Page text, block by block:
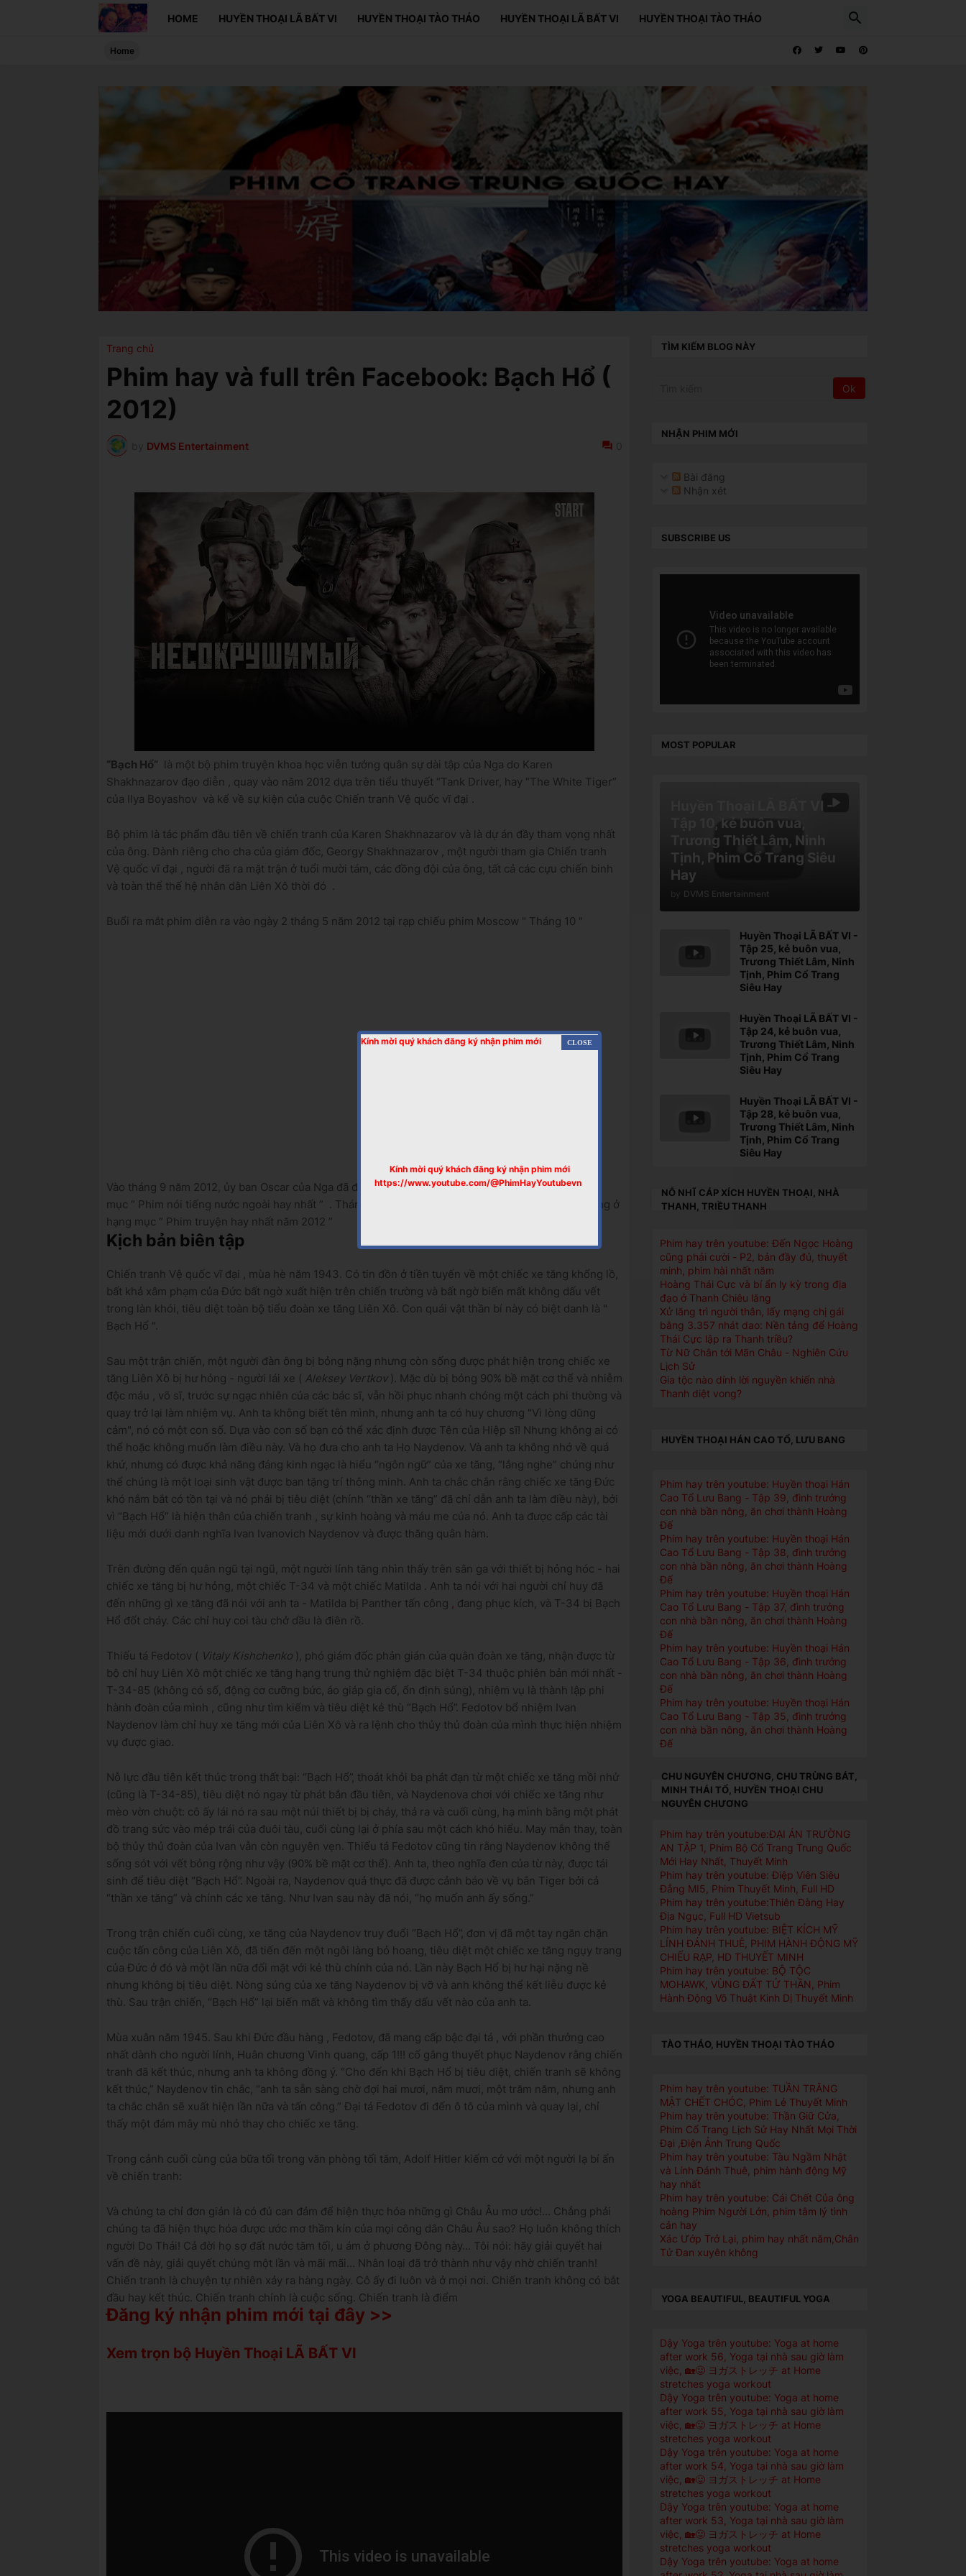
HOME HUYỀN THOẠI LÃ BẤT VI HUYỀN THOẠI TÀO THÁO HUYỀN THOẠI LÃ BẤT VI HUYỀN THOẠI TÀO THÁO
Home
Kính mời quý khách đăng ký nhận phim mới
Kính mời quý khách đăng ký nhận phim mới
https://www.youtube.com/@PhimHayYoutubevn
Trang chủ
Phim hay và full trên Facebook: Bạch Hổ (
2012)
DVMS Entertainment
“Bạch Hổ” là một bộ phim truyện khoa học viễn tưởng quân sự dài tập của Nga do Karen
Shakhnazarov đạo diễn , quay vào năm 2012 dựa trên tiểu thuyết “Tank Driver, hay “The White Tiger”
của Ilya Boyashov và kể về sự kiện của cuộc Chiến tranh Vệ quốc vĩ đại .
Bộ phim là tác phẩm đầu tiên về chiến tranh của Karen Shakhnazarov và là dự án đầy tham vọng nhất
của ông. Dành riêng cho cha của giám đốc, Georgy Shakhnazarov , một người tham gia Chiến tranh
Vệ quốc vĩ đại , người đã ra mặt trận ở tuổi mười tám, các đồng đội của ông, tất cả các cựu chiến binh
và toàn thể thế hệ nhân dân Liên Xô thời đó .
Buổi ra mắt phim diễn ra vào ngày 2 tháng 5 năm 2012 tại rạp chiếu phim Moscow " Tháng 10 "
Vào tháng 9 năm 2012, ủy ban Oscar của Nga đã đề cử bộ phim “Bạch Hổ” cho đề cử Oscarởhạng
mục “ Phim nói tiếng nước ngoài hay nhất ” . Tháng 1 năm 2013, phim nhận được giải Đại bàng vàng ở
hạng mục “ Phim truyện hay nhất năm 2012 ”
Kịch bản biên tập
Chiến tranh Vệ quốc vĩ đại , mùa hè năm 1943. Có tin đồn ở tiền tuyến về một chiếc xe tăng khổng lồ,
bất khả xâm phạm của Đức bất ngờ xuất hiện trên chiến trường và bất ngờ biến mất không dấu vết
trong làn khói, tiêu diệt toàn bộ tiểu đoàn xe tăng Liên Xô. Con quái vật thần bí này có biệt danh là "
Bạch Hổ ".
Sau một trận chiến, một người đàn ông bị bỏng nặng nhưng còn sống được phát hiện trong chiếc xe
tăng Liên Xô bị hư hỏng - người lái xe ( Aleksey Vertkov). Mặc dù bị bỏng 90% bề mặt cơ thể và nhiễm
độc máu , võ sĩ, trước sự ngạc nhiên của các bác sĩ, vẫn hồi phục nhanh chóng một cách phi thường và
quay trở lại làm nhiệm vụ. Anh ta không biết tên mình, nhưng anh ta có huy chương "Vì lòng dũng
cảm", nó có một con số. Dựa vào con số bạn có thể xác định được Tên của Hiệp sĩ! Nhưng không ai có
thể hoặc không muốn làm điều này. Và họ đưa cho anh ta Họ Naydenov. Và anh ta không nhớ về quá
khứ, nhưng có được khả năng đáng kinh ngạc là hiểu “ngôn ngữ” của xe tăng, “lắng nghe” chúng như
thể chúng là một loại sinh vật được ban tặng trí thông minh. Anh ta chắc chắn rằng chiếc xe tăng Đức
khó nắm bắt có tồn tại và nó phải bị tiêu diệt (chính “thần xe tăng” đã chỉ dẫn anh ta làm điều này), bởi
vì “Bạch Hổ” là hiện thân của chiến tranh , sự kinh hoàng và máu me của nó. Anh ta được cấp các tài
liệu mới dưới danh nghĩa Ivan Ivanovich Naydenov và được thăng quân hàm.
Trên đường đến quân ngũ tại ngũ, một người lính tăng nhìn thấy trên sân ga với thiết bị hỏng hóc - hai
chiếc xe tăng bị hư hỏng, một chiếc T-34 và một chiếc Matilda . Anh ta nói với hai người chỉ huy đã
đến những gì xe tăng đã nói với anh ta - Matilda bị Panther tấn công , đang phục kích, và T-34 bị Bạch
Hổ đốt cháy. Các chỉ huy coi tàu chở dầu là điên rồ.
Thiếu tá Fedotov ( Vitaly Kishchenko ), phó giám đốc phản gián của quân đoàn xe tăng, nhận được từ
bộ chỉ huy Liên Xô một chiếc xe tăng hạng trung thử nghiệm đặc biệt T-34 thuộc phiên bản mới nhất -
T-34-85 (không có số, động cơ cưỡng bức, áo giáp gia cố, ổn định súng), nhiệm vụ là thành lập phi
hành đoàn của mình , cũng như tìm kiếm và tiêu diệt kẻ thù “Bạch Hổ”. Fedotov bổ nhiệm Ivan
Naydenov làm chỉ huy xe tăng mới của Liên Xô và ra lệnh cho thủy thủ đoàn của mình thực hiện nhiệm
vụ được giao.
Nỗ lực đầu tiên kết thúc trong thất bại: “Bạch Hổ”, thoát khỏi ba phát đạn từ một chiếc xe tăng mồi nhử
(cũng là T-34-85), tiêu diệt nó ngay từ phát bắn đầu tiên, và Naydenova chơi với chiếc xe tăng như
mèo vờn chuột: cô ấy lái nó ra sau một núi thiết bị bị cháy, thả ra và cuối cùng, hạ mình bằng một phát
đồ trang sức vào mép trái của đuôi tàu, cuối cùng lại ở phía sau một cách khó hiểu. May mắn thay, toàn
bộ thủy thủ đoàn của Ivan vẫn còn nguyên vẹn. Thiếu tá Fedotov cũng tin rằng Naydenov không thể
sống sót với vết bỏng rộng như vậy (90% bề mặt cơ thể). Anh ta, theo nghĩa đen của từ này, được tái
sinh để tiêu diệt “Bạch Hổ”. Ngoài ra, Naydenov quả thực đã được cảnh báo về vụ bắn Tiger bởi cả
“thần xe tăng” và chính các xe tăng. Như Ivan sau này đã nói, “họ muốn anh ấy sống.”
Trong trận chiến cuối cùng, xe tăng của Naydenov truy đuổi “Bạch Hổ”, đơn vị đã một tay ngăn chặn
cuộc tấn công của Liên Xô, đã tiến đến một ngôi làng bỏ hoang, tiêu diệt một chiếc xe tăng ngụy trang
của Đức ở đó và một lần nữa đối mặt với kẻ thù chính của nó. Lần này Bạch Hổ bị hư hại nặng nề
nhưng không bị tiêu diệt. Nòng súng của xe tăng Naydenov bị vỡ và anh không thể kết liễu được kẻ
thù. Sau trận chiến, “Bạch Hổ” lại biến mất và không tìm thấy dấu vết nào của anh ta.
Mùa xuân năm 1945. Sau khi Đức đầu hàng , Fedotov, đã mang cấp bậc đại tá , với phần thưởng cao
nhất dành cho người lính, Huân chương Vinh quang, cấp 1!!! cố gắng thuyết phục Naydenov rằng chiến
tranh đã kết thúc, nhưng anh ta không đồng ý. “Cho đến khi Bạch Hổ bị tiêu diệt, chiến tranh sẽ không
kết thúc,” Naydenov tin chắc, “anh ta sẵn sàng chờ đợi hai mươi, năm mươi, một trăm năm, nhưng anh
ta chắc chắn sẽ xuất hiện lần nữa và tấn công.” Đại tá Fedotov đi đến ô tô của mình và quay lại, chỉ
thấy một đám mây mù nhỏ thay cho chiếc xe tăng.
Trong cảnh cuối cùng của bữa tối trong văn phòng tối tăm, Adolf Hitler kiếm cớ với một người lạ bí ẩn
về chiến tranh:
Và chúng ta chỉ đơn giản là có đủ can đảm để hiện thực hóa những gì Châu Âu mơ ước!... Chẳng phải
chúng ta đã hiện thực hóa được ước mơ thầm kín của mọi công dân Châu Âu sao? Họ luôn không thích
người Do Thái! Cả đời họ sợ đất nước tăm tối, u ám ở phương Đông này... Tôi nói: hãy giải quyết hai
vấn đề này, giải quyết chúng một lần và mãi mãi... Nhân loại đã trở thành như vậy nhờ chiến tranh!
Chiến tranh là chuyện tự nhiên xảy ra hàng ngày. Cô ấy đi luôn và ở mọi nơi. Chiến tranh không có bắt
đầu hay kết thúc. Chiến tranh chính là cuộc sống. Chiến tranh là điểm
Đăng ký nhận phim mới tại đây >>
Xem trọn bộ Huyền Thoại LÃ BẤT VI
TÌM KIẾM BLOG NÀY
NHẬN PHIM MỚI
Bài đăng
Nhận xét
SUBSCRIBE US
MOST POPULAR
Huyền Thoại LÃ BẤT VI -
Tập 10, kẻ buôn vua,
Trương Thiết Lâm, Ninh
Tịnh, Phim Cổ Trang Siêu
Hay
by DVMS Entertainment
Huyền Thoại LÃ BẤT VI -
Tập 25, kẻ buôn vua,
Trương Thiết Lâm, Ninh
Tịnh, Phim Cổ Trang
Siêu Hay
Huyền Thoại LÃ BẤT VI -
Tập 24, kẻ buôn vua,
Trương Thiết Lâm, Ninh
Tịnh, Phim Cổ Trang
Siêu Hay
Huyền Thoại LÃ BẤT VI -
Tập 28, kẻ buôn vua,
Trương Thiết Lâm, Ninh
Tịnh, Phim Cổ Trang
Siêu Hay
NỖ NHĨ CÁP XÍCH HUYỀN THOẠI, NHÀ
THANH, TRIỀU THANH
Phim hay trên youtube: Đến Ngọc Hoàng
cũng phải cười - P2, bản đầy đủ, thuyết
minh, phim hài nhất năm
Hoàng Thái Cực và bí ẩn ly kỳ trong địa
đạo ở Thanh Chiêu lăng
Xử lăng trì người thân, lấy mạng chị gái
bằng 3.357 nhát dao: Nền tảng để Hoàng
Thái Cực lập ra Thanh triều?
Từ Nữ Chân tới Mãn Châu - Nghiên Cứu
Lịch Sử
Gia tộc nào dính lời nguyền khiến nhà
Thanh diệt vong?
HUYỀN THOẠI HÁN CAO TỔ, LƯU BANG
Phim hay trên youtube: Huyền thoại Hán
Cao Tổ Lưu Bang - Tập 39, đình trưởng
con nhà bần nông, ăn chơi thành Hoàng
Đế
Phim hay trên youtube: Huyền thoại Hán
Cao Tổ Lưu Bang - Tập 38, đình trưởng
con nhà bần nông, ăn chơi thành Hoàng
Đế
Phim hay trên youtube: Huyền thoại Hán
Cao Tổ Lưu Bang - Tập 37, đình trưởng
con nhà bần nông, ăn chơi thành Hoàng
Đế
Phim hay trên youtube: Huyền thoại Hán
Cao Tổ Lưu Bang - Tập 36, đình trưởng
con nhà bần nông, ăn chơi thành Hoàng
Đế
Phim hay trên youtube: Huyền thoại Hán
Cao Tổ Lưu Bang - Tập 35, đình trưởng
con nhà bần nông, ăn chơi thành Hoàng
Đế
CHU NGUYÊN CHƯƠNG, CHU TRÙNG BÁT,
MINH THÁI TỔ, HUYỀN THOẠI CHU
NGUYÊN CHƯƠNG
Phim hay trên youtube:ĐẠI ÁN TRƯỜNG
AN TẬP 1, Phim Bộ Cổ Trang Trung Quốc
Mới Hay Nhất, Thuyết Minh
Phim hay trên youtube: Điệp Viên Siêu
Đẳng MI5, Phim Thuyết Minh, Full HD
Phim hay trên youtube:Thiên Đàng Hay
Địa Ngục, Full HD Vietsub
Phim hay trên youtube: BIỆT KÍCH MỸ
LÍNH ĐÁNH THUÊ, PHIM HÀNH ĐỘNG MỸ
CHIẾU RẠP, HD THUYẾT MINH
Phim hay trên youtube: BỘ TỘC
MOHAWK, VÙNG ĐẤT TỬ THẦN, Phim
Hành Động Võ Thuật Kinh Dị Thuyết Minh
TÀO THÁO, HUYỀN THOẠI TÀO THÁO
Phim hay trên youtube: TUẦN TRĂNG
MẬT CHẾT CHÓC, Phim Lẻ Thuyết Minh
Phim hay trên youtube: Thần Giữ Cửa,
Phim Cổ Trang Lịch Sử Hay Nhất Mọi Thời
Đại ,Điện Ảnh Trung Quốc
Phim hay trên youtube: Tàu Ngầm Nhật
và Lính Đánh Thuê, phim hành động Mỹ
hay nhất
Phim hay trên youtube: Cái Chết Của ông
hoàng Phim Người Lớn, phim tâm lý tình
cản hay
Xác Ướp Trở Lại, phim hay nhất năm,Chân
Tử Đan xuyên không
YOGA BEAUTIFUL, BEAUTIFUL YOGA
Dậy Yoga trên youtube: Yoga at home
after work 56, Yoga tại nhà sau giờ làm
việc, 🏡😛 ヨガストレッチ at Home
stretches yoga workout
Dậy Yoga trên youtube: Yoga at home
after work 55, Yoga tại nhà sau giờ làm
việc, 🏡😛 ヨガストレッチ at Home
stretches yoga workout
Dậy Yoga trên youtube: Yoga at home
after work 54, Yoga tại nhà sau giờ làm
việc, 🏡😛 ヨガストレッチ at Home
stretches yoga workout
Dậy Yoga trên youtube: Yoga at home
after work 53, Yoga tại nhà sau giờ làm
việc, 🏡😛 ヨガストレッチ at Home
stretches yoga workout
Dậy Yoga trên youtube: Yoga at home